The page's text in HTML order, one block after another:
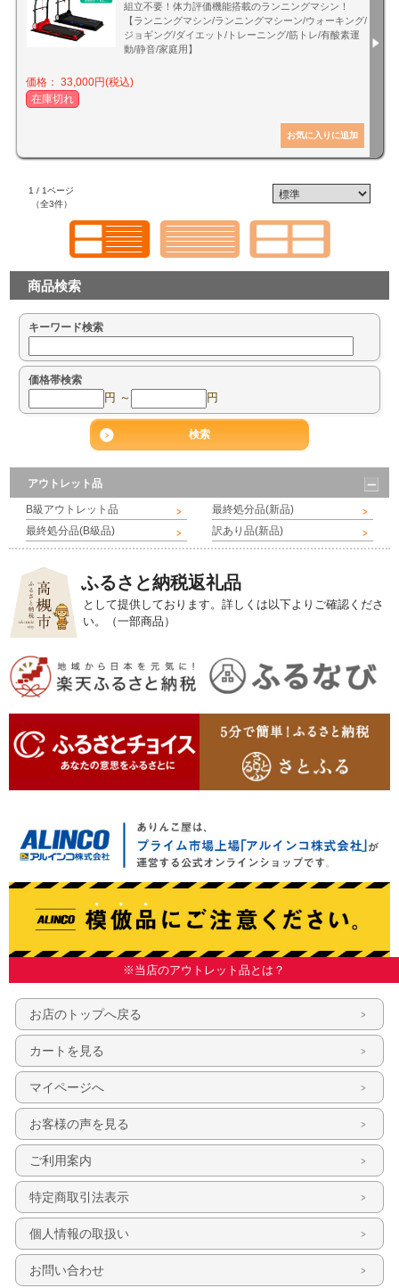
組立不要！体力評価機能搭載のランニングマシン！
【ランニングマシン/ランニングマシーン/ウォーキング/
ジョギング/ダイエット/トレーニング/筋トレ/有酸素運
動/静音/家庭用】
価格： 33,000円(税込)
在庫切れ
1 / 1ページ
（全3件）
商品検索
キーワード検索
価格帯検索
円 ～ 円
アウトレット品
B級アウトレット品
最終処分品(B級品)
最終処分品(新品)
訳あり品(新品)
ふるさと納税返礼品
として提供しております。詳しくは以下よりご確認くださ
い。（一部商品）
※当店のアウトレット品とは？
お店のトップへ戻る
カートを見る
マイページへ
お客様の声を見る
ご利用案内
特定商取引法表示
個人情報の取扱い
お問い合わせ